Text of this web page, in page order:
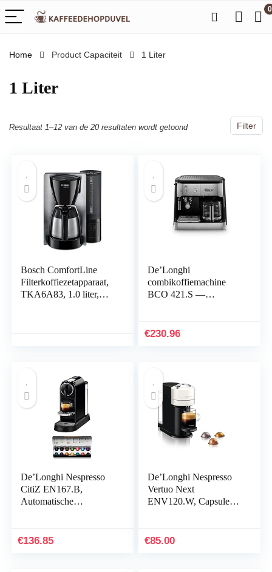
0
Home Product Capaciteit ‎1 Liter
‎1 Liter
Filter
Resultaat 1–12 van de 20 resultaten wordt getoond
Bosch ComfortLine
Filterkoffiezetapparaat,
TKA6A83, 1.0 liter,
De’Longhi
combikoffiemachine
BCO 421.S —
filterkoffiefunctie
roestvrij staal/zwart,
enkel
€230.96
De’Longhi Nespresso
CitiZ EN167.B,
Automatische
Één Kopje, Compact
€136.85
De’Longhi Nespresso
Vertuo Next
ENV120.W, Capsule
5 Kopmaten, Centrifusie
€85.00